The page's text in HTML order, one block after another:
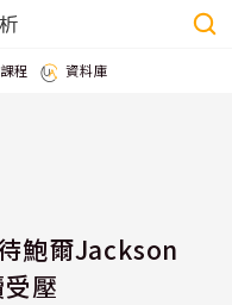
課程 資料庫
鮑爾Jackson
壓